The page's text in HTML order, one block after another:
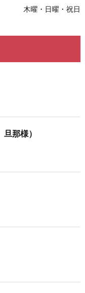
木曜・日曜・祝日
那様）